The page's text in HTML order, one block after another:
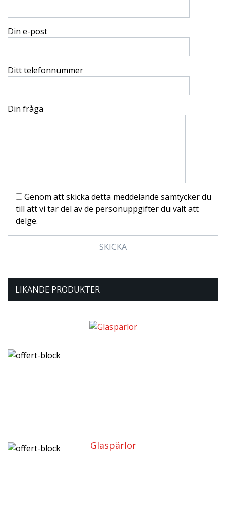
Din e-post
Ditt telefonnummer
Din fråga
Genom att skicka detta meddelande samtycker du
till att vi tar del av de personuppgifter du valt att
delge.
LIKANDE PRODUKTER
Glaspärlor